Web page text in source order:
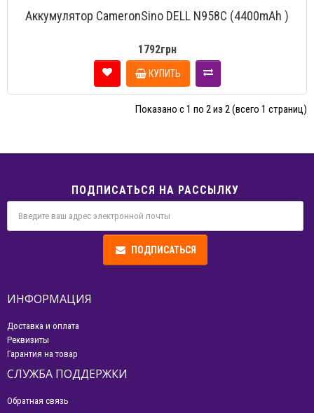
Аккумулятор CameronSino DELL N958C (4400mAh )
1792грн
КУПИТЬ
Показано с 1 по 2 из 2 (всего 1 страниц)
ПОДПИСАТЬСЯ НА РАССЫЛКУ
ПОДПИСАТЬСЯ
ИНФОРМАЦИЯ
Доставка и оплата
Реквизиты
Гарантия на товар
СЛУЖБА ПОДДЕРЖКИ
Обратная связь